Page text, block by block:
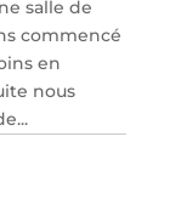
salle de
commencé
en
nous